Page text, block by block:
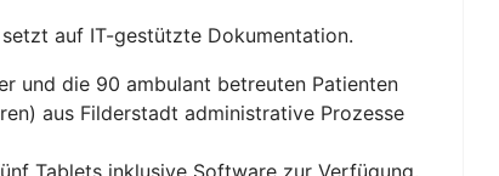
auf IT-gestützte Dokumentation.
und die 90 ambulant betreuten Patienten
aus Filderstadt administrative Prozesse
Tablets inklusive Software zur Verfügung,